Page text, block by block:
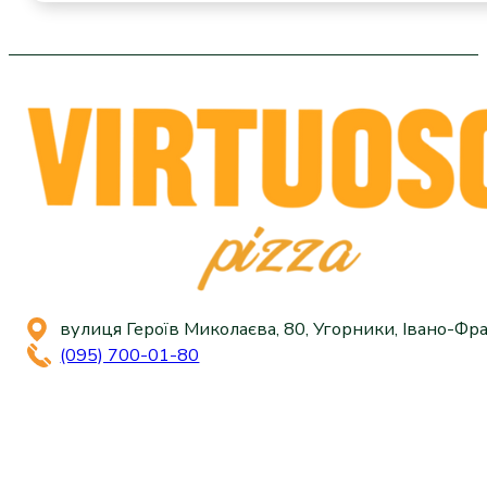
вулиця Героїв Миколаєва, 80, Угорники, Івано-
(095) 700-01-80